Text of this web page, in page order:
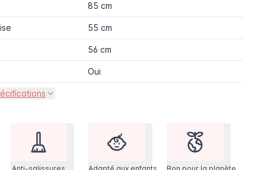
85 cm
55 cm
56 cm
Oui